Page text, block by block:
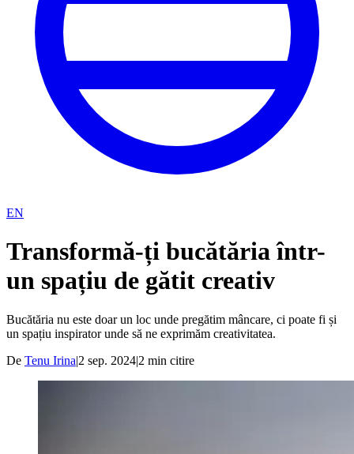
EN
Transformă-ți bucătăria într-
un spațiu de gătit creativ
Bucătăria nu este doar un loc unde pregătim mâncare, ci poate fi și
un spațiu inspirator unde să ne exprimăm creativitatea.
De Tenu Irina|2 sep. 2024|2 min citire